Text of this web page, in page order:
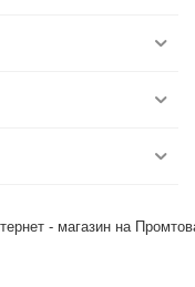
- магазин на